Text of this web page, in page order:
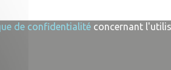
de confidentialité concernant